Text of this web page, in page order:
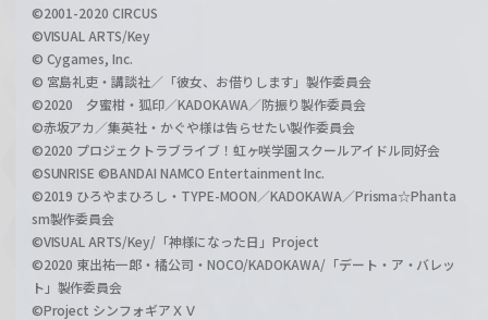
©2001-2020 CIRCUS
©VISUAL ARTS/Key
© Cygames, Inc.
© 宮島礼吏・講談社／「彼女、お借りします」製作委員会
©2020 夕蜜柑・狐印／KADOKAWA／防振り製作委員会
©赤坂アカ／集英社・かぐや様は告らせたい製作委員会
©2020 プロジェクトラブライブ！虹ヶ咲学園スクールアイドル同好会
©SUNRISE ©BANDAI NAMCO Entertainment Inc.
©2019 ひろやまひろし・TYPE-MOON／KADOKAWA／Prisma☆Phanta
sm製作委員会
©VISUAL ARTS/Key/「神様になった日」Project
©2020 東出祐一郎・橘公司・NOCO/KADOKAWA/「デート・ア・バレッ
ト」製作委員会
©Project シンフォギアＸＶ